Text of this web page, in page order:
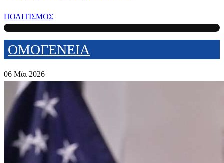
ΠΟΛΙΤΙΣΜΟΣ
ΟΜΟΓΕΝΕΙΑ
06 Μάι 2026